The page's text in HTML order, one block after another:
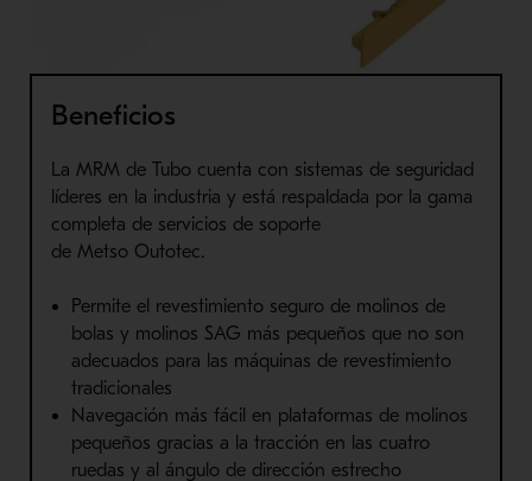
Beneficios
La MRMde Tubo cuenta con sistemas de seguridad
líderes en la industria y está respaldada por la gama
completa de servicios de soporte
de Metso Outotec.
Permite el revestimiento seguro de molinos de
bolas y molinos SAG más pequeños que no son
adecuados para las máquinas de revestimiento
tradicionales
Navegación más fácil en plataformas de molinos
pequeños gracias a la tracción en las cuatro
ruedas y al ángulo de dirección estrecho